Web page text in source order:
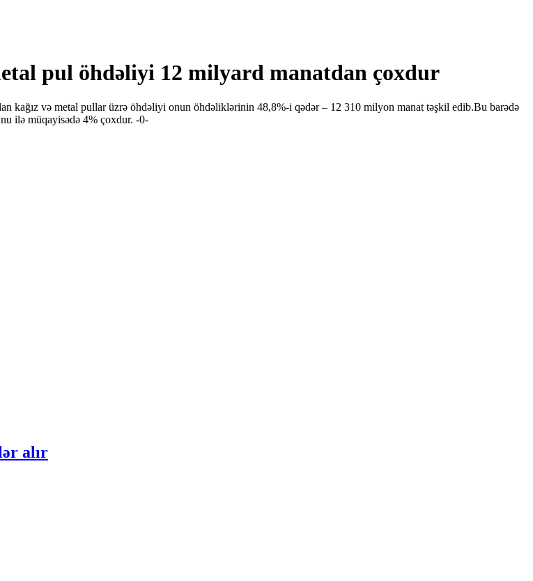
pul öhdəliyi 12 milyard manatdan çoxdur
kağız və metal pullar üzrə öhdəliyi onun öhdəliklərinin 48,8%-i qədər – 12 310 milyon manat təşkil edib.Bu barədə
ilə müqayisədə 4% çoxdur. -0-
alır